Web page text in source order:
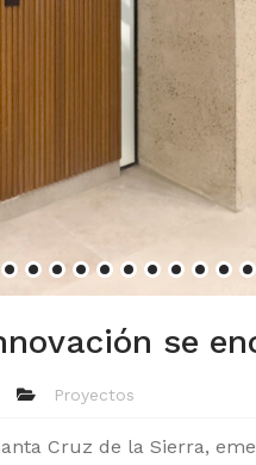
se
Proyectos
Cruz de la Sierra,